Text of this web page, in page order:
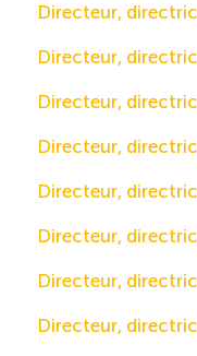
Directeur,
Directeur,
Directeur,
Directeur,
Directeur,
Directeur,
Directeur,
Directeur,